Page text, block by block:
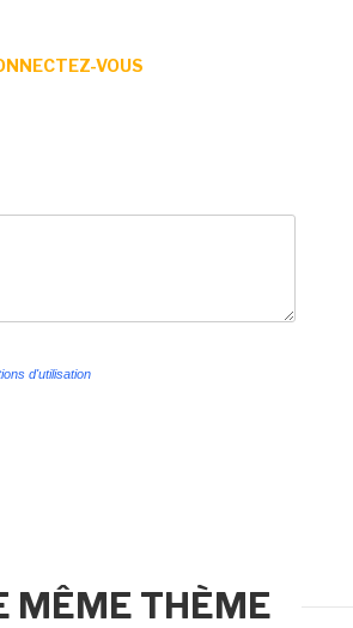
VOUS
d'utilisation
MÊME THÈME